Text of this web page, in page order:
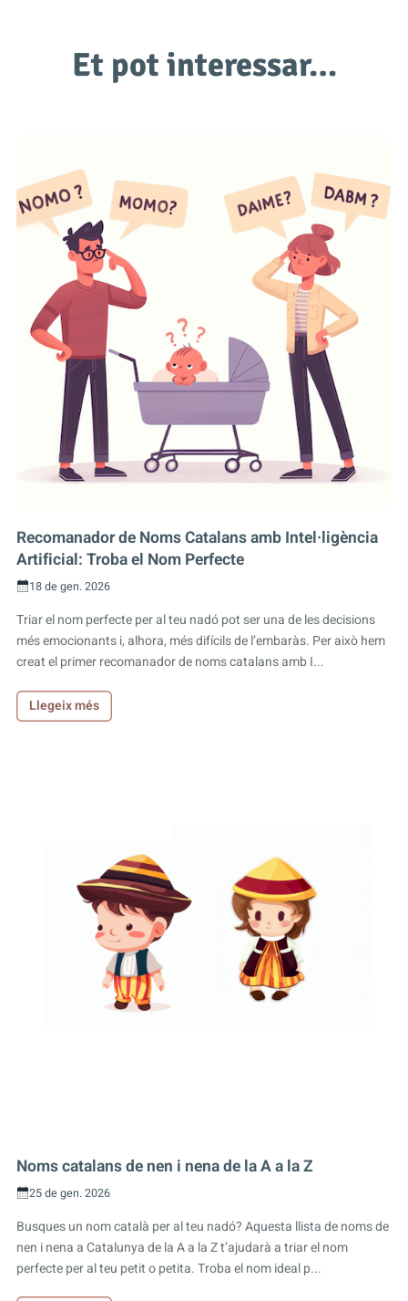
Et pot interessar…
Recomanador de Noms Catalans amb Intel·ligència
Artificial: Troba el Nom Perfecte
18 de gen. 2026
Triar el nom perfecte per al teu nadó pot ser una de les decisions
més emocionants i, alhora, més difícils de l’embaràs. Per això hem
creat el primer recomanador de noms catalans amb I...
Llegeix més
Noms catalans de nen i nena de la A a la Z
25 de gen. 2026
Busques un nom català per al teu nadó? Aquesta llista de noms de
nen i nena a Catalunya de la A a la Z t’ajudarà a triar el nom
perfecte per al teu petit o petita. Troba el nom ideal p...